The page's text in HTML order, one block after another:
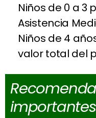
Niños de 0 a 3
Asistencia
Niños de 4
valor total del
importantes